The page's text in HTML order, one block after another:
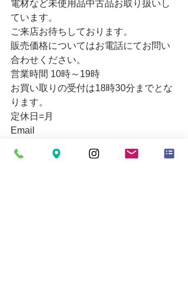
電材など未使用品中古品お取り扱いし
ています。
ご来店お待ちしております。
販売価格についてはお電話にてお問い
合わせください。
営業時間 10時～19時
お買い取りの受付は18時30分までとな
ります。
定休日=月
Email